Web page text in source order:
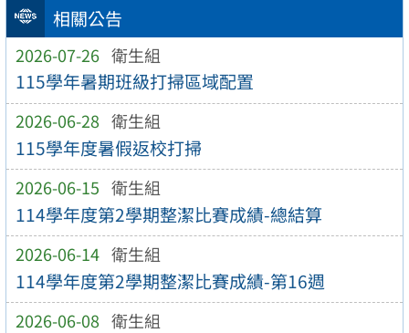
相關公告
2026-07-26 衛生組
115學年暑期班級打掃區域配置
2026-06-28 衛生組
115學年度暑假返校打掃
2026-06-15 衛生組
114學年度第2學期整潔比賽成績-總結算
2026-06-14 衛生組
114學年度第2學期整潔比賽成績-第16週
2026-06-08 衛生組